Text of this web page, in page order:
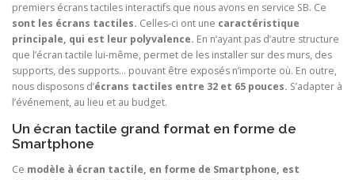
premiers écrans tactiles interactifs que nous avons en service SB. Ce
sont les écrans tactiles. Celles-ci ont une caractéristique
principale, qui est leur polyvalence. En n’ayant pas d’autre structure
que l’écran tactile lui-même, permet de les installer sur des murs, des
supports, des supports… pouvant être exposés n’importe où. En outre,
nous disposons d’écrans tactiles entre 32 et 65 pouces. S’adapter à
l’événement, au lieu et au budget.
Un écran tactile grand format en forme de
Smartphone
Ce modèle à écran tactile, en forme de Smartphone, est